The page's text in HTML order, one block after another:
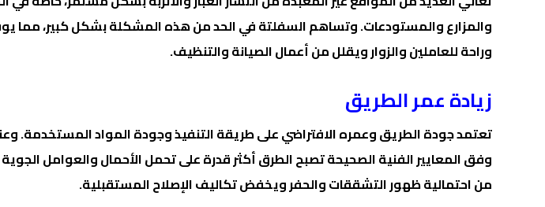
والمزارع والمستودعات. وتساهم السفلتة في الحد من هذه المشكلة بشكل كبير، مما
وراحة للعاملين والزوار ويقلل من أعمال الصيانة والتنظيف.
زيادة عمر الطريق
تعتمد جودة الطريق وعمره الافتراضي على طريقة التنفيذ وجودة المواد المستخدمة.
وفق المعايير الفنية الصحيحة تصبح الطرق أكثر قدرة على تحمل الأحمال والعوامل
من احتمالية ظهور التشققات والحفر ويخفض تكاليف الإصلاح المستقبلية.